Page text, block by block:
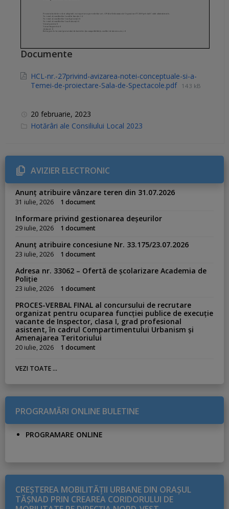
Documente
HCL-nr.-27privind-avizarea-notei-conceptuale-si-a-
Temei-de-proiectare-Sala-de-Spectacole.pdf 143 kB
20 februarie, 2023
C
r
i
e
s
Hotărâri ale Consiliului Local 2023
AVIZIER ELECTRONIC
Anunț atribuire vânzare teren din 31.07.2026
31 iulie, 2026 1 document
Informare privind gestionarea deșeurilor
29 iulie, 2026 1 document
Anunț atribuire concesiune Nr. 33.175/23.07.2026
23 iulie, 2026 1 document
Adresa nr. 33062 – Ofertă de școlarizare Academia de
Poliție
23 iulie, 2026 1 document
PROCES-VERBAL FINAL al concursului de recrutare
organizat pentru ocuparea funcției publice de execuție
vacante de Inspector, clasa I, grad profesional
asistent, în cadrul Compartimentului Urbanism și
Amenajarea Teritoriului
20 iulie, 2026 1 document
VEZI TOATE ...
PROGRAMĂRI ONLINE BULETINE
PROGRAMARE ONLINE
CREŞTEREA MOBILITĂŢII URBANE DIN ORAŞUL
TĂŞNAD PRIN CREAREA CORIDORULUI DE